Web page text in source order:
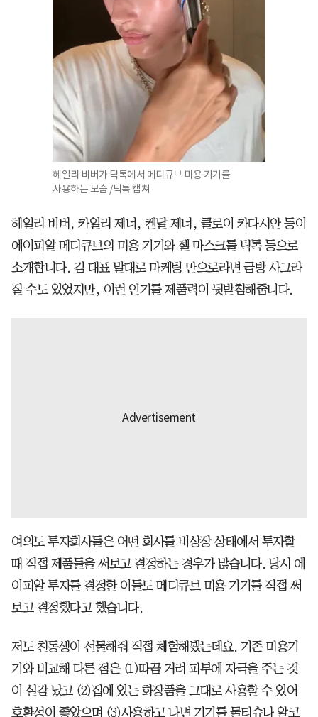
헤일리 비버가 틱톡에서 메디큐브 미용 기기를
사용하는 모습 /틱톡 캡쳐
헤일리 비버, 카일리 제너, 켄달 제너, 클로이 카다시안 등이
에이피알 메디큐브의 미용 기기와 젤 마스크를 틱톡 등으로
소개합니다. 김 대표 말대로 마케팅 만으로라면 금방 사그라
질 수도 있었지만, 이런 인기를 제품력이 뒷받침해줍니다.
여의도 투자회사들은 어떤 회사를 비상장 상태에서 투자할
때 직접 제품들을 써보고 결정하는 경우가 많습니다. 당시 에
이피알 투자를 결정한 이들도 메디큐브 미용 기기를 직접 써
보고 결정했다고 했습니다.
저도 친동생이 선물해줘 직접 체험해봤는데요. 기존 미용기
기와 비교해 다른 점은 (1)따끔 거려 피부에 자극을 주는 것
이 실감 났고 (2)집에 있는 화장품을 그대로 사용할 수 있어
호환성이 좋았으며 (3)사용하고 나면 기기를 물티슈나 알코